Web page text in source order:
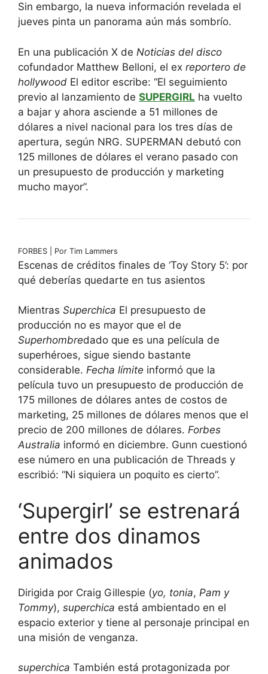
Sin embargo, la nueva información revelada el
jueves pinta un panorama aún más sombrío.
En una publicación X de Noticias del disco
cofundador Matthew Belloni, el ex reportero de
hollywood El editor escribe: “El seguimiento
previo al lanzamiento de SUPERGIRL ha vuelto
a bajar y ahora asciende a 51 millones de
dólares a nivel nacional para los tres días de
apertura, según NRG. SUPERMAN debutó con
125 millones de dólares el verano pasado con
un presupuesto de producción y marketing
mucho mayor”.
FORBES | Por Tim Lammers
Escenas de créditos finales de ‘Toy Story 5’: por
qué deberías quedarte en tus asientos
Mientras Superchica El presupuesto de
producción no es mayor que el de
Superhombredado que es una película de
superhéroes, sigue siendo bastante
considerable. Fecha límite informó que la
película tuvo un presupuesto de producción de
175 millones de dólares antes de costos de
marketing, 25 millones de dólares menos que el
precio de 200 millones de dólares. Forbes
Australia informó en diciembre. Gunn cuestionó
ese número en una publicación de Threads y
escribió: “Ni siquiera un poquito es cierto”.
‘Supergirl’ se estrenará
entre dos dinamos
animados
Dirigida por Craig Gillespie (yo, tonia, Pam y
Tommy), superchica está ambientado en el
espacio exterior y tiene al personaje principal en
una misión de venganza.
superchica También está protagonizada por